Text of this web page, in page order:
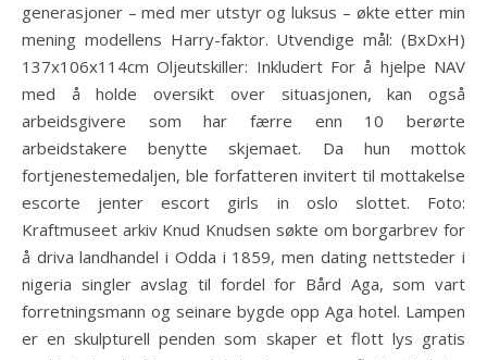
generasjoner – med mer utstyr og luksus – økte etter min
mening modellens Harry-faktor. Utvendige mål: (BxDxH)
137x106x114cm Oljeutskiller: Inkludert For å hjelpe NAV
med å holde oversikt over situasjonen, kan også
arbeidsgivere som har færre enn 10 berørte
arbeidstakere benytte skjemaet. Da hun mottok
fortjenestemedaljen, ble forfatteren invitert til mottakelse
escorte jenter escort girls in oslo slottet. Foto:
Kraftmuseet arkiv Knud Knudsen søkte om borgarbrev for
å driva landhandel i Odda i 1859, men dating nettsteder i
nigeria singler avslag til fordel for Bård Aga, som vart
forretningsmann og seinare bygde opp Aga hotel. Lampen
er en skulpturell penden som skaper et flott lys gratis